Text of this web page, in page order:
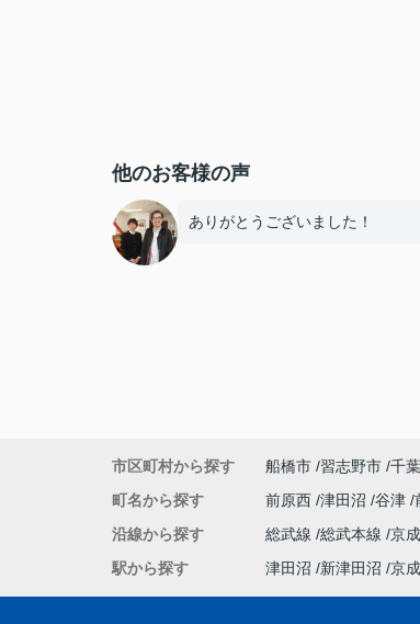
他のお客様の声
ありがとうございました！
市区町村から探す 船橋市 習志野市 千
町名から探す
前原西 津田沼 谷津
沿線から探す
総武線 総武本線 京
駅から探す
津田沼 新津田沼 京